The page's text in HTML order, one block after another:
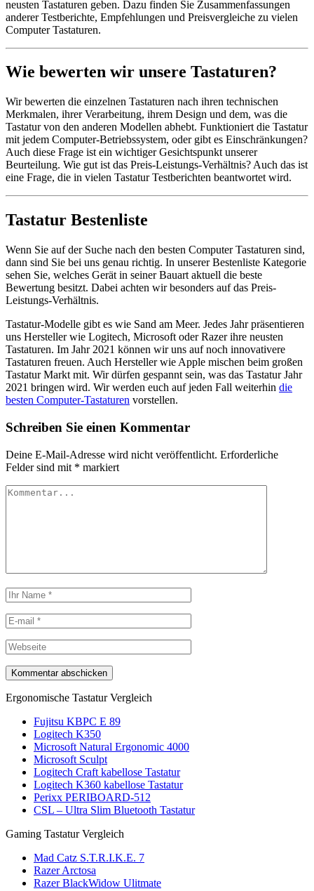
neusten Tastaturen geben. Dazu finden Sie Zusammenfassungen
anderer Testberichte, Empfehlungen und Preisvergleiche zu vielen
Computer Tastaturen.
Wie bewerten wir unsere Tastaturen?
Wir bewerten die einzelnen Tastaturen nach ihren technischen
Merkmalen, ihrer Verarbeitung, ihrem Design und dem, was die
Tastatur von den anderen Modellen abhebt. Funktioniert die Tastatur
mit jedem Computer-Betriebssystem, oder gibt es Einschränkungen?
Auch diese Frage ist ein wichtiger Gesichtspunkt unserer
Beurteilung. Wie gut ist das Preis-Leistungs-Verhältnis? Auch das ist
eine Frage, die in vielen Tastatur Testberichten beantwortet wird.
Tastatur Bestenliste
Wenn Sie auf der Suche nach den besten Computer Tastaturen sind,
dann sind Sie bei uns genau richtig. In unserer Bestenliste Kategorie
sehen Sie, welches Gerät in seiner Bauart aktuell die beste
Bewertung besitzt. Dabei achten wir besonders auf das Preis-
Leistungs-Verhältnis.
Tastatur-Modelle gibt es wie Sand am Meer. Jedes Jahr präsentieren
uns Hersteller wie Logitech, Microsoft oder Razer ihre neusten
Tastaturen. Im Jahr 2021 können wir uns auf noch innovativere
Tastaturen freuen. Auch Hersteller wie Apple mischen beim großen
Tastatur Markt mit. Wir dürfen gespannt sein, was das Tastatur Jahr
2021 bringen wird. Wir werden euch auf jeden Fall weiterhin die
besten Computer-Tastaturen vorstellen.
Schreiben Sie einen Kommentar
Deine E-Mail-Adresse wird nicht veröffentlicht. Erforderliche
Felder sind mit * markiert
Ergonomische Tastatur Vergleich
Fujitsu KBPC E 89
Logitech K350
Microsoft Natural Ergonomic 4000
Microsoft Sculpt
Logitech Craft kabellose Tastatur
Logitech K360 kabellose Tastatur
Perixx PERIBOARD-512
CSL – Ultra Slim Bluetooth Tastatur
Gaming Tastatur Vergleich
Mad Catz S.T.R.I.K.E. 7
Razer Arctosa
Razer BlackWidow Ulitmate